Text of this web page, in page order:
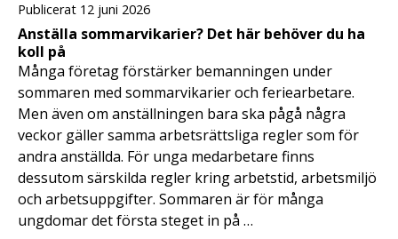
Publicerat 12 juni 2026
Anställa sommarvikarier? Det här behöver du ha
koll på
Många företag förstärker bemanningen under
sommaren med sommarvikarier och feriearbetare.
Men även om anställningen bara ska pågå några
veckor gäller samma arbetsrättsliga regler som för
andra anställda. För unga medarbetare finns
dessutom särskilda regler kring arbetstid, arbetsmiljö
och arbetsuppgifter. Sommaren är för många
ungdomar det första steget in på …